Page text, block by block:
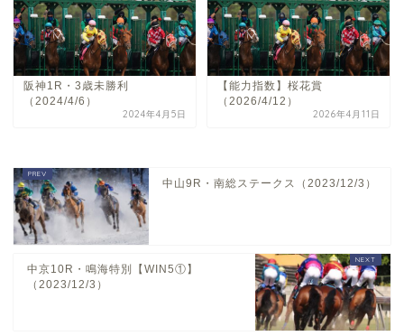
阪神1R・3歳未勝利
（2024/4/6）
2024年4月5日
【能力指数】桜花賞
（2026/4/12）
2026年4月11日
中山9R・南総ステークス（2023/12/3）
中京10R・鳴海特別【WIN5①】
（2023/12/3）